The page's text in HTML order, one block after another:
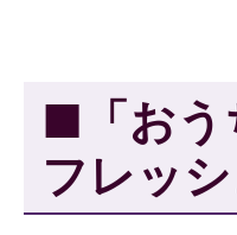
■「おう
フレッ